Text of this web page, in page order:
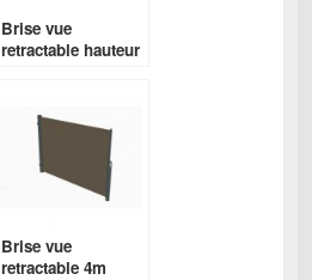
Brise vue
retractable hauteur
Brise vue
retractable 4m